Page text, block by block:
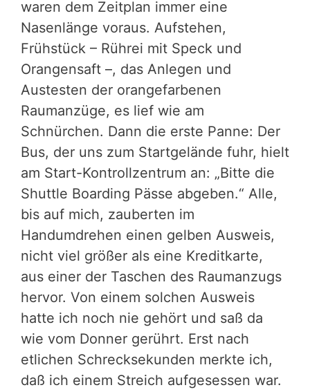
waren dem Zeitplan immer eine
Nasenlänge voraus. Aufstehen,
Frühstück – Rührei mit Speck und
Orangensaft –, das Anlegen und
Austesten der orangefarbenen
Raumanzüge, es lief wie am
Schnürchen. Dann die erste Panne: Der
Bus, der uns zum Startgelände fuhr, hielt
am Start-Kontrollzentrum an: „Bitte die
Shuttle Boarding Pässe abgeben.“ Alle,
bis auf mich, zauberten im
Handumdrehen einen gelben Ausweis,
nicht viel größer als eine Kreditkarte,
aus einer der Taschen des Raumanzugs
hervor. Von einem solchen Ausweis
hatte ich noch nie gehört und saß da
wie vom Donner gerührt. Erst nach
etlichen Schrecksekunden merkte ich,
daß ich einem Streich aufgesessen war.